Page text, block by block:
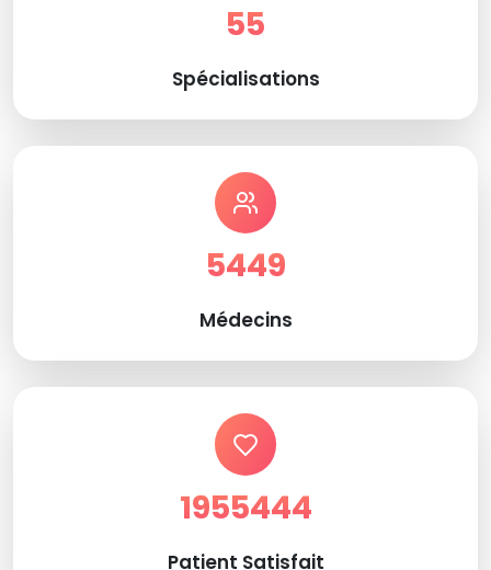
55
Spécialisations
5449
Médecins
1955444
Patient Satisfait